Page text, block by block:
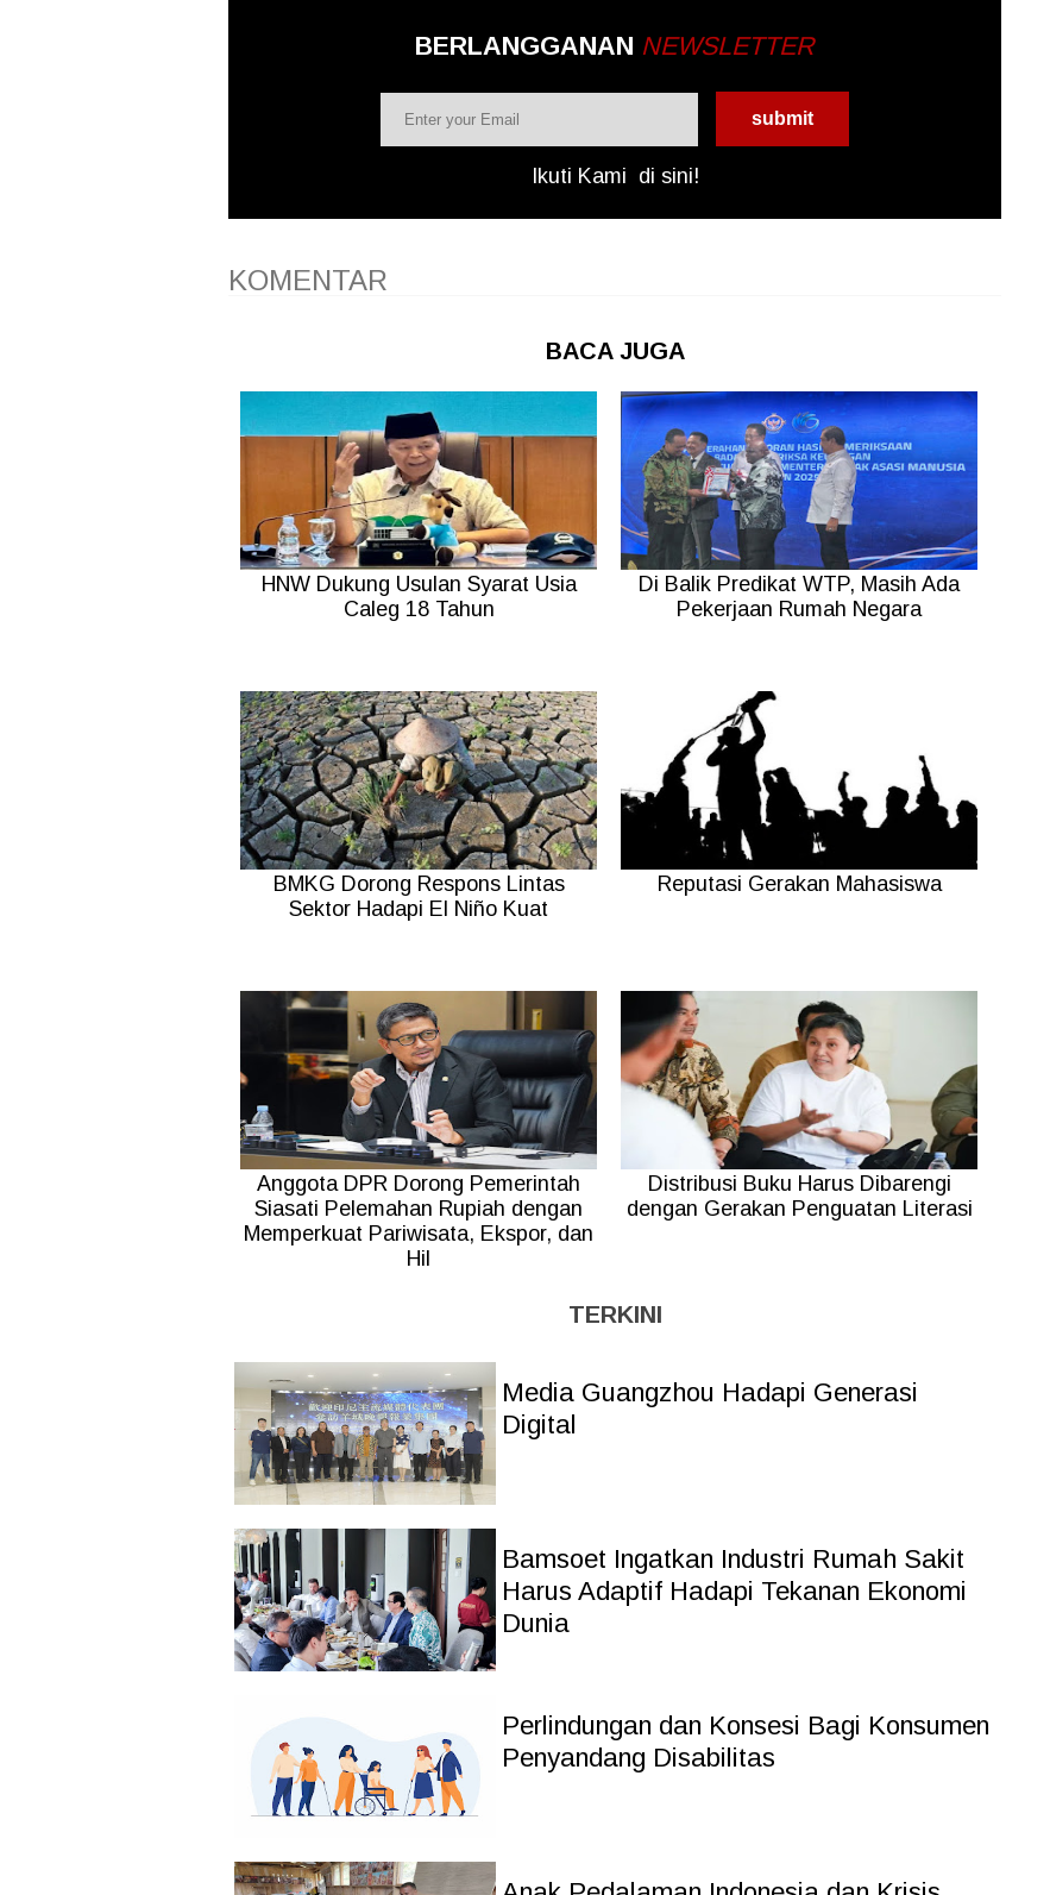
BERLANGGANAN NEWSLETTER
Ikuti Kami di sini!
KOMENTAR
BACA JUGA
HNW Dukung Usulan Syarat Usia
Caleg 18 Tahun
Di Balik Predikat WTP, Masih Ada
Pekerjaan Rumah Negara
BMKG Dorong Respons Lintas
Sektor Hadapi El Niño Kuat
Reputasi Gerakan Mahasiswa
Anggota DPR Dorong Pemerintah
Siasati Pelemahan Rupiah dengan
Memperkuat Pariwisata, Ekspor, dan
Hil
Distribusi Buku Harus Dibarengi
dengan Gerakan Penguatan Literasi
TERKINI
Media Guangzhou Hadapi Generasi
Digital
Bamsoet Ingatkan Industri Rumah Sakit
Harus Adaptif Hadapi Tekanan Ekonomi
Dunia
Perlindungan dan Konsesi Bagi Konsumen
Penyandang Disabilitas